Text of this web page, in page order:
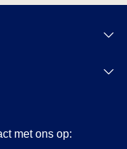
met ons op: